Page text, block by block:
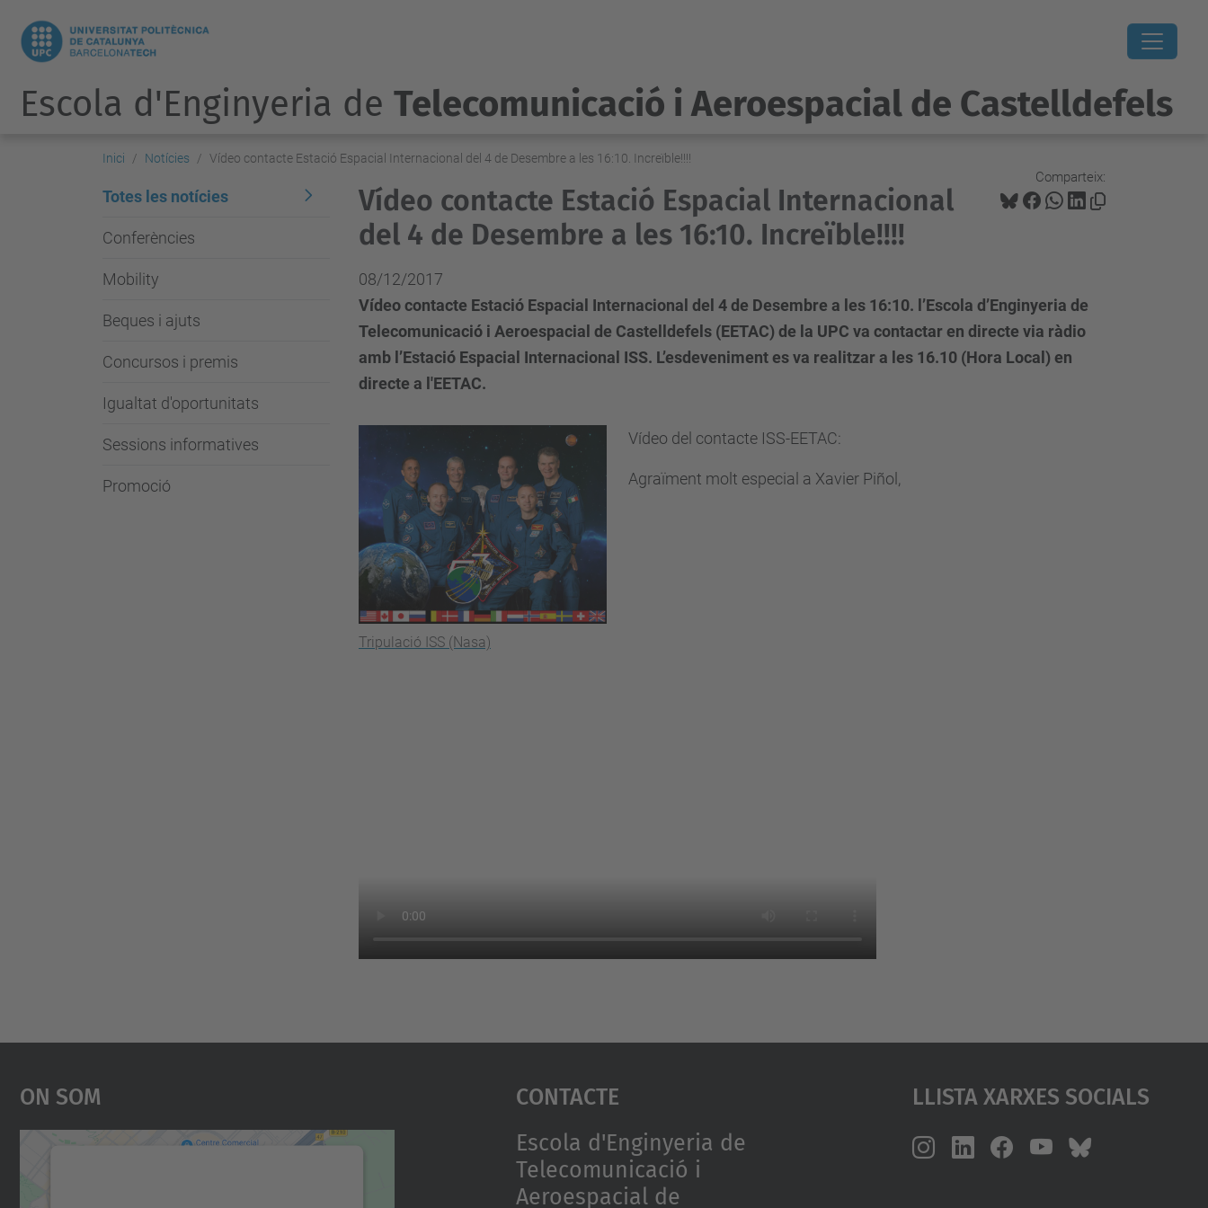
Escola d'Enginyeria de Telecomunicació i Aeroespacial de Castelldefels
Inici Notícies Vídeo contacte Estació Espacial Internacional del 4 de Desembre a les 16:10. Increïble!!!!
Comparteix:
Vídeo contacte Estació Espacial Internacional
del 4 de Desembre a les 16:10. Increïble!!!!
08/12/2017
Vídeo contacte Estació Espacial Internacional del 4 de Desembre a les 16:10. l’Escola d’Enginyeria de
Telecomunicació i Aeroespacial de Castelldefels (EETAC) de la UPC va contactar en directe via ràdio
amb l’Estació Espacial Internacional ISS. L’esdeveniment es va realitzar a les 16.10 (Hora Local) en
directe a l'EETAC.
Tripulació ISS (Nasa)
Vídeo del contacte ISS-EETAC:
Agraïment molt especial a Xavier Piñol,
Totes les notícies
Conferències
Mobility
Beques i ajuts
Concursos i premis
Igualtat d'oportunitats
Sessions informatives
Promoció
On Som Contacte
Escola d'Enginyeria de
Telecomunicació i
Aeroespacial de
Llista Xarxes Socials